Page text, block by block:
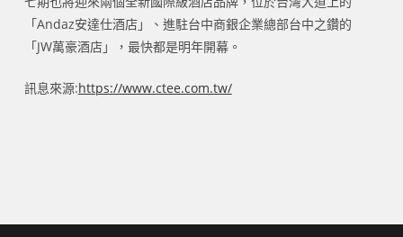
「Andaz安達仕酒店」、進駐台中商銀企業總部台中之鑽的
「JW萬豪酒店」，最快都是明年開幕。
訊息來源:https://www.ctee.com.tw/
nm